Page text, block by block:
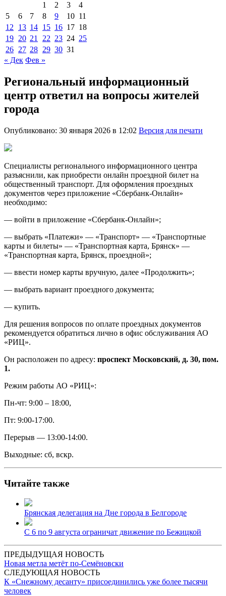
1 2 3
4
5
6 7 8 9 10 11
12
13 14 15 16 17 18
19 20 21 22 23 24 25
26 27 28 29 30 31
« Дек Фев »
Региональный информационный
центр ответил на вопросы жителей
города
Опубликовано: 30 января 2026 в 12:02 Версия для печати
Специалисты регионального информационного центра
разъяснили, как приобрести онлайн проездной билет на
общественный транспорт. Для оформления проездных
документов через приложение «Сбербанк-Онлайн»
необходимо:
— войти в приложение «Сбербанк-Онлайн»;
— выбрать «Платежи» — «Транспорт» — «Транспортные
карты и билеты» — «Транспортная карта, Брянск» —
«Транспортная карта, Брянск, проездной»;
— ввести номер карты вручную, далее «Продолжить»;
— выбрать вариант проездного документа;
— купить.
Для решения вопросов по оплате проездных документов
рекомендуется обратиться лично в офис обслуживания АО
«РИЦ».
Он расположен по адресу: проспект Московский, д. 30, пом.
1.
Режим работы АО «РИЦ»:
Пн-чт: 9:00 – 18:00,
Пт: 9:00-17:00.
Перерыв — 13:00-14:00.
Выходные: сб, вскр.
Читайте также
Брянская делегация на Дне города в Белгороде
С 6 по 9 августа ограничат движение по Бежицкой
ПРЕДЫДУЩАЯ НОВОСТЬ
Новая метла метёт по-Семёновски
СЛЕДУЮЩАЯ НОВОСТЬ
К «Снежному десанту» присоединились уже более тысячи
человек